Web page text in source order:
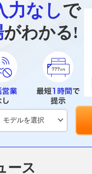
力なしで
がわかる!
ース